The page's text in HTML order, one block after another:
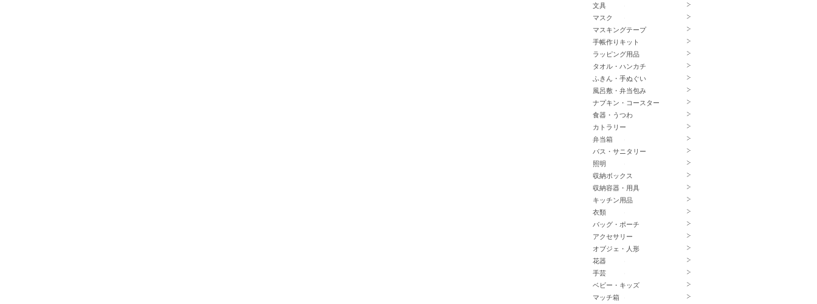
文具
マスク
マスキングテープ
手帳作りキット
ラッピング用品
タオル・ハンカチ
ふきん・手ぬぐい
風呂敷・弁当包み
ナプキン・コースター
食器・うつわ
カトラリー
弁当箱
バス・サニタリー
照明
収納ボックス
収納容器・用具
キッチン用品
衣類
バッグ・ポーチ
アクセサリー
オブジェ・人形
花器
手芸
ベビー・キッズ
マッチ箱